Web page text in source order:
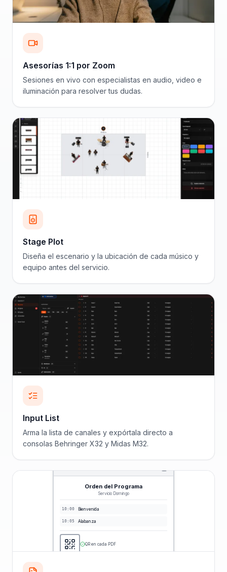
Asesorías 1:1 por Zoom
Sesiones en vivo con especialistas en audio, video e
iluminación para resolver tus dudas.
Stage Plot
Diseña el escenario y la ubicación de cada músico y
equipo antes del servicio.
Input List
Arma la lista de canales y expórtala directo a
consolas Behringer X32 y Midas M32.
Orden del Programa
Servicio Domingo
10:00 Bienvenida
10:05 Alabanza
QR en cada PDF